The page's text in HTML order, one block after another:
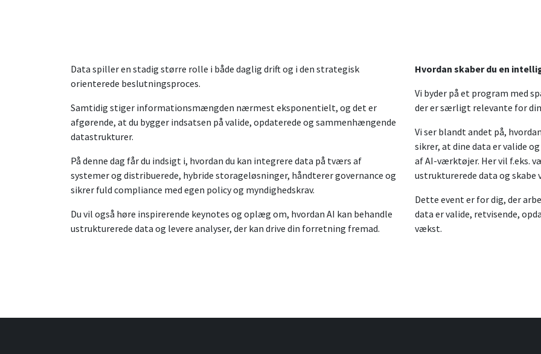
Data spiller en stadig større rolle i både daglig drift og i den strategisk
orienterede beslutningsproces.
Samtidig stiger informationsmængden nærmest eksponentielt, og det er
afgørende, at du bygger indsatsen på valide, opdaterede og sammenhængende
datastrukturer.
På denne dag får du indsigt i, hvordan du kan integrere data på tværs af
systemer og distribuerede, hybride storageløsninger, håndterer governance og
sikrer fuld compliance med egen policy og myndighedskrav.
Du vil også høre inspirerende keynotes og oplæg om, hvordan AI kan behandle
ustrukturerede data og levere analyser, der kan drive din forretning fremad.
Hvordan skaber du en
Vi byder på et program med
der er særligt relevante for
Vi ser blandt andet på,
sikrer, at dine data er valide
af AI-værktøjer. Her vil f.eks.
ustrukturerede data og
Dette event er for dig, der
data er valide, retvisende,
vækst.